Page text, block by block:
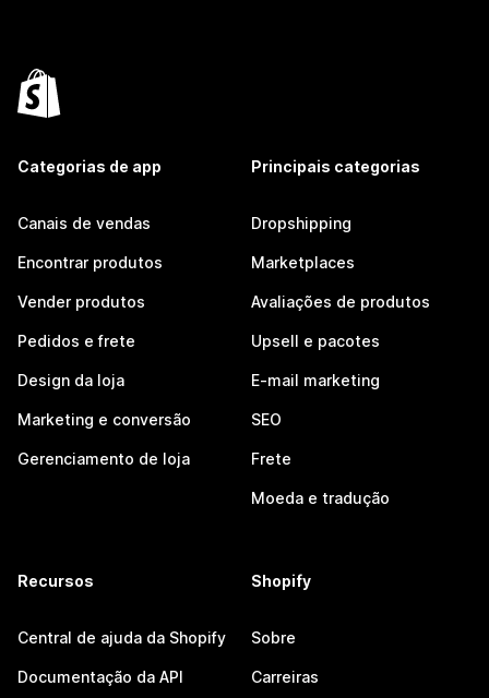
Categorias de app
Canais de vendas
Encontrar produtos
Vender produtos
Pedidos e frete
Design da loja
Marketing e conversão
Gerenciamento de loja
Principais categorias
Dropshipping
Marketplaces
Avaliações de produtos
Upsell e pacotes
E-mail marketing
SEO
Frete
Moeda e tradução
Recursos
Central de ajuda da Shopify
Documentação da API
Shopify
Sobre
Carreiras